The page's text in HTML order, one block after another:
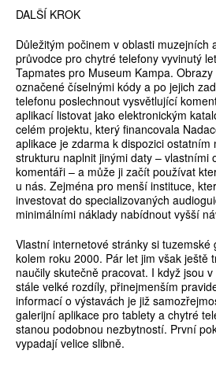
DALŠÍ KROK
Důležitým počinem v oblasti muzejních
průvodce pro chytré telefony vyvinutý
Tapmates pro Museum Kampa.
označené číselnými kódy a po jejich
telefonu poslechnout vysvětlující
aplikací listovat jako elektronickým
celém projektu, který financovala
aplikace je zdarma k dispozici
strukturu naplnit jinými daty – vlastními
komentáři – a může ji začít používat
u nás. Zejména pro menší instituce,
investovat do specializovaných
minimálními náklady nabídnout vyšší
Vlastní internetové stránky si tuzemské
kolem roku 2000. Pár let jim však ještě
naučily skutečně pracovat. I když jsou
stále velké rozdíly, přinejmenším
informací o výstavách je již
galerijní aplikace pro tablety a chytré
stanou podobnou nezbytností. První
vypadají velice slibně.